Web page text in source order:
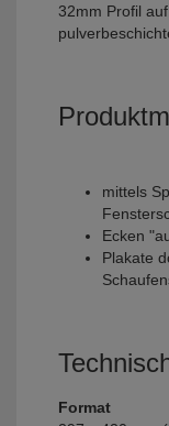
32mm Profil
mittels
Ecken
Plakate
Format